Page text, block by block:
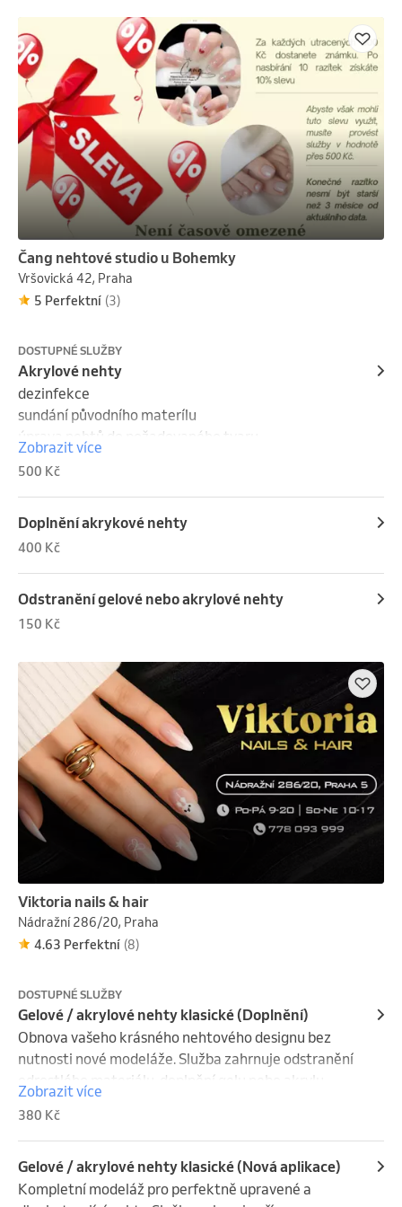
(cena nezahrnuje lakování a desing)
Čang nehtové studio u Bohemky
Vršovická 42, Praha
5 Perfektní (3)
DOSTUPNÉ SLUŽBY
Akrylové nehty
dezinfekce
sundání původního materílu
úprava nehtů do požadovaného tvaru
úprava kůžičky
nanesení gelu
barva,zdobení
olejíček
Zobrazit více
500 Kč
Doplnění akrykové nehty
400 Kč
Odstranění gelové nebo akrylové nehty
150 Kč
Viktoria nails & hair
Nádražní 286/20, Praha
4.63 Perfektní (8)
DOSTUPNÉ SLUŽBY
Gelové / akrylové nehty klasické (Doplnění)
Obnova vašeho krásného nehtového designu bez
nutnosti nové modeláže. Služba zahrnuje odstranění
odrostlého materiálu, doplnění gelu nebo akrylu,
úpravu tvaru, zjemnění přechodů a finální lakování či
zdobení dle vašeho přání. Ideální pro zachování
upraveného vzhledu nehtů bez narušení přírodního
nehtu.
Zobrazit více
380 Kč
Gelové / akrylové nehty klasické (Nová aplikace)
Kompletní modeláž pro perfektně upravené a